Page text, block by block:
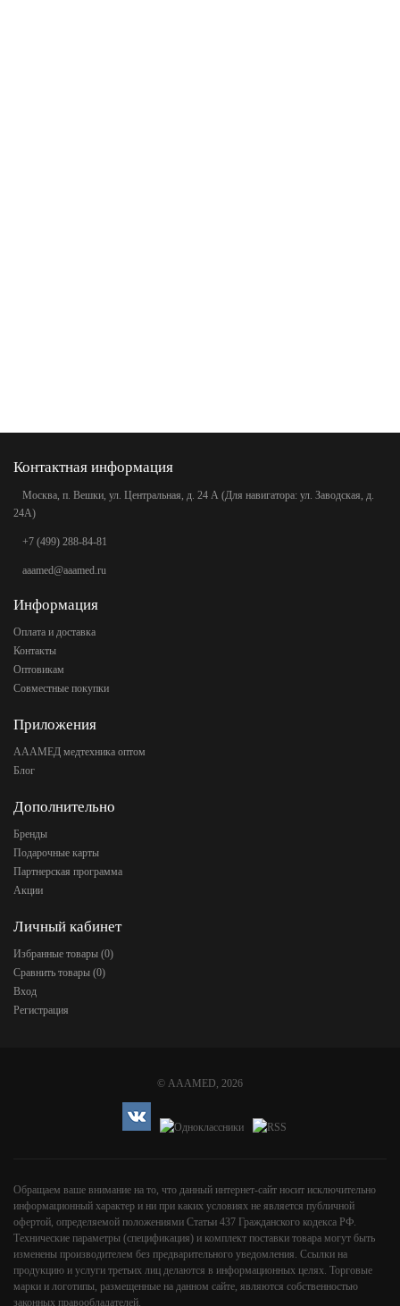
Контактная информация
Москва, п. Вешки, ул. Центральная, д. 24 А (Для навигатора: ул. Заводская, д.
24А)
+7 (499) 288-84-81
aaamed@aaamed.ru
Информация
Оплата и доставка
Контакты
Оптовикам
Совместные покупки
Приложения
АААМЕД медтехника оптом
Блог
Дополнительно
Бренды
Подарочные карты
Партнерская программа
Акции
Личный кабинет
Избранные товары (0)
Сравнить товары (0)
Вход
Регистрация
© AAAMED, 2026
Обращаем ваше внимание на то, что данный интернет-сайт носит исключительно
информационный характер и ни при каких условиях не является публичной
офертой, определяемой положениями Статьи 437 Гражданского кодекса РФ.
Технические параметры (спецификация) и комплект поставки товара могут быть
изменены производителем без предварительного уведомления. Ссылки на
продукцию и услуги третьих лиц делаются в информационных целях. Торговые
марки и логотипы, размещенные на данном сайте, являются собственностью
законных правообладателей.